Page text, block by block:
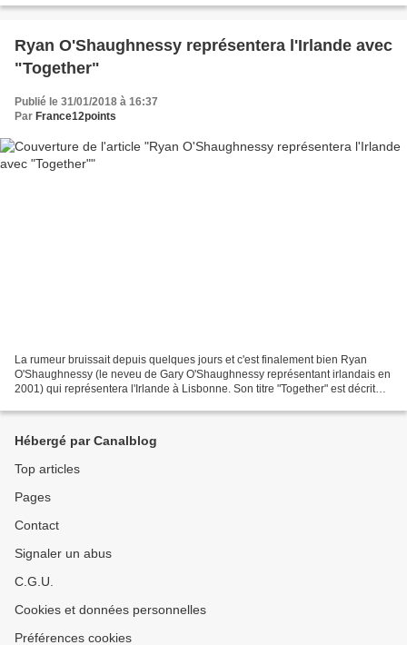
Ryan O'Shaughnessy représentera l'Irlande avec
"Together"
Publié le 31/01/2018 à 16:37
Par France12points
La rumeur bruissait depuis quelques jours et c'est finalement bien Ryan
O'Shaughnessy (le neveu de Gary O'Shaughnessy représentant irlandais en
2001) qui représentera l'Irlande à Lisbonne. Son titre "Together" est décrit
Hébergé par Canalblog
Top articles
Pages
Contact
Signaler un abus
C.G.U.
Cookies et données personnelles
Préférences cookies